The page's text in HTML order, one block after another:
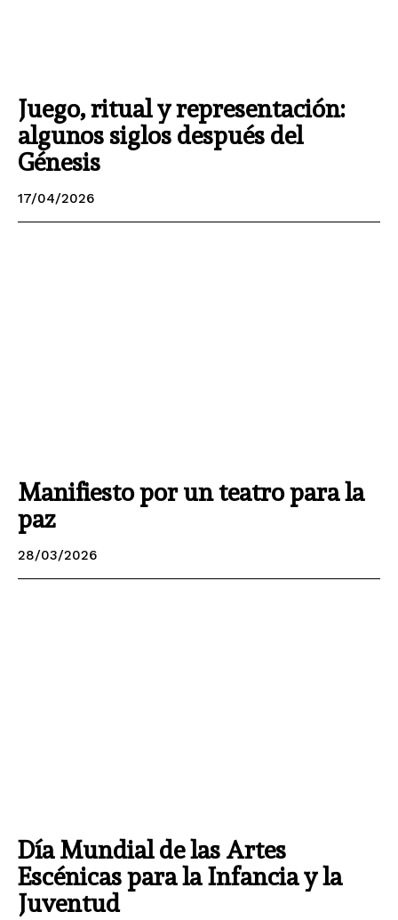
Juego, ritual y representación:
algunos siglos después del
Génesis
17/04/2026
Manifiesto por un teatro para la
paz
28/03/2026
Día Mundial de las Artes
Escénicas para la Infancia y la
Juventud